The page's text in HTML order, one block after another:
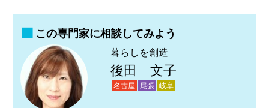
この専門家に相談してみよう
暮らしを創造
後田 文子
名古屋 尾張 岐阜